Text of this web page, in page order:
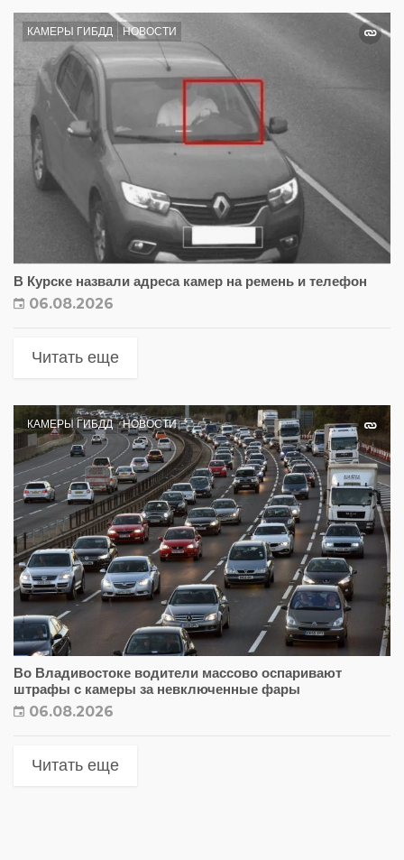
КАМЕРЫ ГИБДД НОВОСТИ
В Курске назвали адреса камер на ремень и телефон
06.08.2026
Читать еще
КАМЕРЫ ГИБДД НОВОСТИ
Во Владивостоке водители массово оспаривают
штрафы с камеры за невключенные фары
06.08.2026
Читать еще